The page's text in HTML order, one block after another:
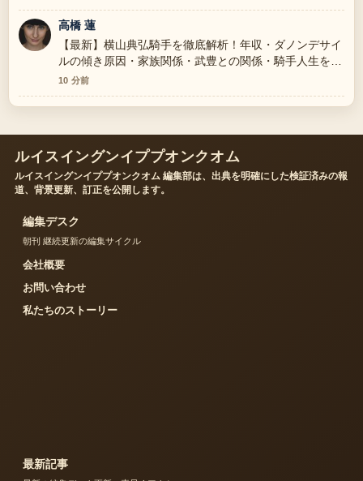
す。
高橋 蓮
【最新】横山典弘騎手を徹底解析！年収・ダノンデサイ
ルの傾き原因・家族関係・武豊との関係・騎手人生を一
挙解説 の整理がとても分かりやすいです。今日の中で
も特に読みやすいです。
10 分前
ルイスイングンイププオンクオム
ルイスイングンイププオンクオム 編集部は、出典を明確にした検証済みの報
道、背景更新、訂正を公開します。
編集デスク
朝刊 継続更新の編集サイクル
会社概要
お問い合わせ
私たちのストーリー
最新記事